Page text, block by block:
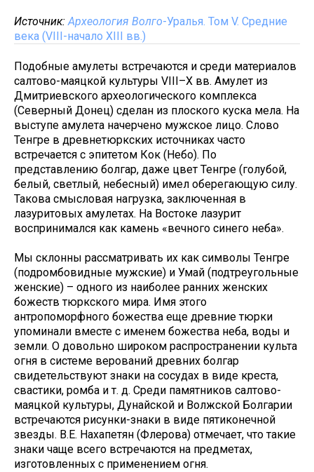
Источник:Археология Волго-Уралья. Том V. Средние
века (VIII-начало XIII вв.)
Подобные амулеты встречаются и среди материалов
салтово-маяцкой культуры VIII–X вв. Амулет из
Дмитриевского археологического комплекса
(Северный Донец) сделан из плоского куска мела. На
выступе амулета начерчено мужское лицо. Слово
Тенгре в древнетюркских источниках часто
встречается с эпитетом Кок (Небо). По
представлению болгар, даже цвет Тенгре (голубой,
белый, светлый, небесный) имел оберегающую силу.
Такова смысловая нагрузка, заключенная в
лазуритовых амулетах. На Востоке лазурит
воспринимался как камень «вечного синего неба».
Мы склонны рассматривать их как символы Тенгре
(подромбовидные мужские) и Умай (подтреугольные
женские) – одного из наиболее ранних женских
божеств тюркского мира. Имя этого
антропоморфного божества еще древние тюрки
упоминали вместе с именем божества неба, воды и
земли. О довольно широком распространении культа
огня в системе верований древних болгар
свидетельствуют знаки на сосудах в виде креста,
свастики, ромба и т. д. Среди памятников салтово-
маяцкой культуры, Дунайской и Волжской Болгарии
встречаются рисунки-знаки в виде пятиконечной
звезды. В.Е. Нахапетян (Флерова) отмечает, что такие
знаки чаще всего встречаются на предметах,
изготовленных с применением огня.